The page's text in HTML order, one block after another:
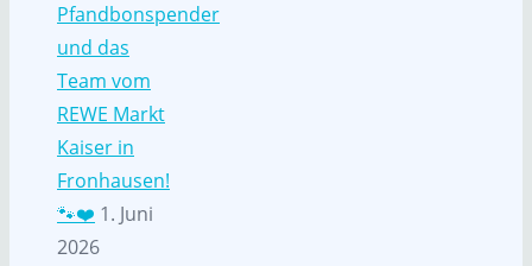
Pfandbonspender
und das
Team vom
REWE Markt
Kaiser in
Fronhausen!
🐾❤️ 1. Juni
2026